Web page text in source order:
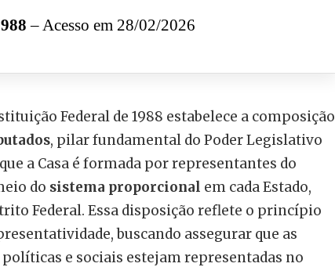
– Acesso em 28/02/2026
Federal de 1988 estabelece a composição
, pilar fundamental do Poder Legislativo
a Casa é formada por representantes do
do sistema proporcional em cada Estado,
Federal. Essa disposição reflete o princípio
buscando assegurar que as
e sociais estejam representadas no